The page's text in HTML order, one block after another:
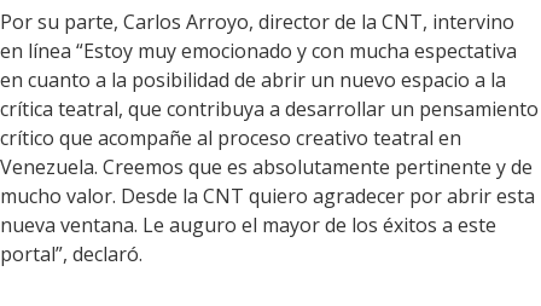
Por su parte, Carlos Arroyo, director de la CNT, intervino
en línea “Estoy muy emocionado y con mucha espectativa
en cuanto a la posibilidad de abrir un nuevo espacio a la
crítica teatral, que contribuya a desarrollar un pensamiento
crítico que acompañe al proceso creativo teatral en
Venezuela. Creemos que es absolutamente pertinente y de
mucho valor. Desde la CNT quiero agradecer por abrir esta
nueva ventana. Le auguro el mayor de los éxitos a este
portal”, declaró.